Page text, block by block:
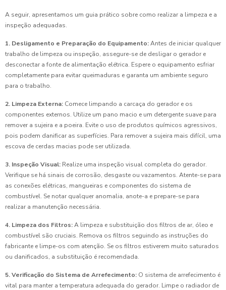
A seguir, apresentamos um guia prático sobre como realizar a limpeza e a
inspeção adequadas.
1. Desligamento e Preparação do Equipamento:Antes de iniciar qualquer
trabalho de limpeza ou inspeção, assegure-se de desligar o gerador e
desconectar a fonte de alimentação elétrica. Espere o equipamento esfriar
completamente para evitar queimaduras e garanta um ambiente seguro
para o trabalho.
2. Limpeza Externa: Comece limpando a carcaça do gerador e os
componentes externos. Utilize um pano macio e um detergente suave para
remover a sujeira e a poeira. Evite o uso de produtos químicos agressivos,
pois podem danificar as superfícies. Para remover a sujeira mais difícil, uma
escova de cerdas macias pode ser utilizada.
3. Inspeção Visual: Realize uma inspeção visual completa do gerador.
Verifique se há sinais de corrosão, desgaste ou vazamentos. Atente-se para
as conexões elétricas, mangueiras e componentes do sistema de
combustível. Se notar qualquer anomalia, anote-a e prepare-se para
realizar a manutenção necessária.
4. Limpeza dos Filtros:A limpeza e substituição dos filtros de ar, óleo e
combustível são cruciais. Remova os filtros seguindo as instruções do
fabricante e limpe-os com atenção. Se os filtros estiverem muito saturados
ou danificados, a substituição é recomendada.
5. Verificação do Sistema de Arrefecimento: O sistema de arrefecimento é
vital para manter a temperatura adequada do gerador. Limpe o radiador de